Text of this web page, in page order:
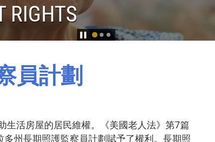
ROLE
員計劃
生活房屋的居民維權。《美國老人法》第7篇
州長期照護監察員計劃賦予了權利。長期照